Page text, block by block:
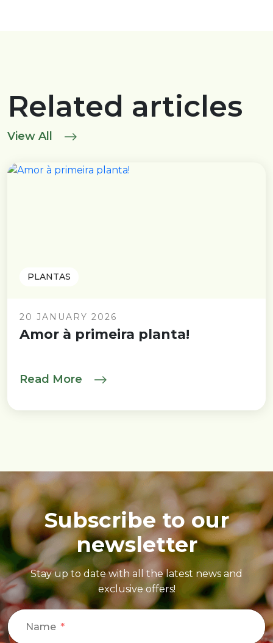
Related articles
View All
PLANTAS
20 JANUARY 2026
Amor à primeira planta!
Read More
Subscribe to our
newsletter
Stay up to date with all the latest news and
exclusive offers!
Name